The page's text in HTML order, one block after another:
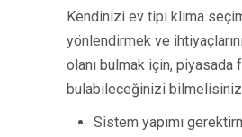
Kendinizi ev tipi klima
yönlendirmek ve
olanı bulmak için, piyasada
bulabileceğinizi
Sistem yapımı